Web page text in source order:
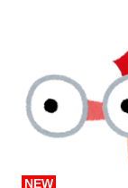
NEW